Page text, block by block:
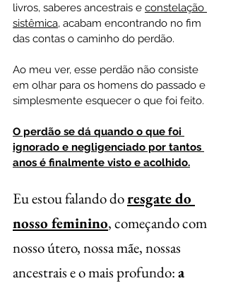
livros, saberes ancestrais e constelação
sistêmica, acabam encontrando no fim
das contas o caminho do perdão.
Ao meu ver, esse perdão não consiste
em olhar para os homens do passado e
simplesmente esquecer o que foi feito.
O perdão se dá quando o que foi
ignorado e negligenciado por tantos
anos é finalmente visto e acolhido.
Eu estou falando do resgate do
nosso feminino, começando com
nosso útero, nossa mãe, nossas
ancestrais e o mais profundo: a